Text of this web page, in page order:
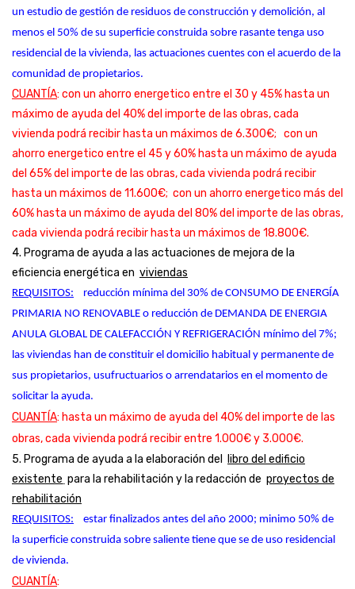
un estudio de gestión de residuos de construcción y demolición, al
menos el 50% de su superficie construida sobre rasante tenga uso
residencial de la vivienda, las actuaciones cuentes con el acuerdo de la
comunidad de propietarios.
CUANTÍA: con un ahorro energetico entre el 30 y 45% hasta un
máximo de ayuda del 40% del importe de las obras, cada
vivienda podrá recibir hasta un máximos de 6.300€; con un
ahorro energetico entre el 45 y 60% hasta un máximo de ayuda
del 65% del importe de las obras, cada vivienda podrá recibir
hasta un máximos de 11.600€; con un ahorro energetico más del
60% hasta un máximo de ayuda del 80% del importe de las obras,
cada vivienda podrá recibir hasta un máximos de 18.800€.
4. Programa de ayuda a las actuaciones de mejora de la
eficiencia energética en viviendas
REQUISITOS:
reducción mínima del 30% de CONSUMO DE ENERGÍA
PRIMARIA NO RENOVABLE o reducción de DEMANDA DE ENERGIA
ANULA GLOBAL DE CALEFACCIÓN Y REFRIGERACIÓN mínimo del 7%;
las viviendas han de constituir el domicilio habitual y permanente de
sus propietarios, usufructuarios o arrendatarios en el momento de
solicitar la ayuda.
CUANTÍA: hasta un máximo de ayuda del 40% del importe de las
obras, cada vivienda podrá recibir entre 1.000€ y 3.000€.
5. Programa de ayuda a la elaboración del
libro del edificio
existente para la rehabilitación y la redacción de proyectos de
rehabilitación
REQUISITOS:
estar finalizados antes del año 2000; minimo 50% de
la superficie construida sobre saliente tiene que se de uso residencial
de vivienda.
CUANTÍA: